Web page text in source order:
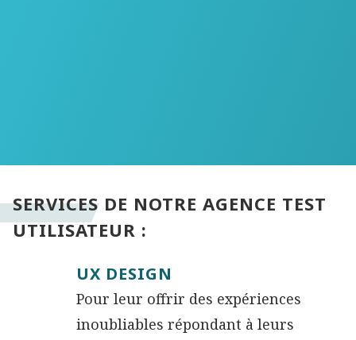
SERVICES DE NOTRE AGENCE TEST
UTILISATEUR :
UX DESIGN
Pour leur offrir des expériences
inoubliables répondant à leurs